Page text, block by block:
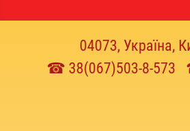
04073, Україна,
☎ 38(067)503-8-573